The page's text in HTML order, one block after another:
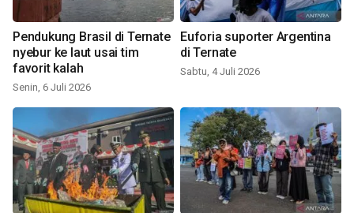
Pendukung Brasil di Ternate
nyebur ke laut usai tim
favorit kalah
Senin, 6 Juli 2026
Euforia suporter Argentina
di Ternate
Sabtu, 4 Juli 2026